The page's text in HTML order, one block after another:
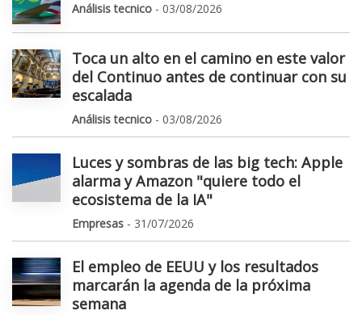
Análisis tecnico - 03/08/2026
Toca un alto en el camino en este valor
del Continuo antes de continuar con su
escalada
Análisis tecnico - 03/08/2026
Luces y sombras de las big tech: Apple
alarma y Amazon "quiere todo el
ecosistema de la IA"
Empresas - 31/07/2026
El empleo de EEUU y los resultados
marcarán la agenda de la próxima
semana